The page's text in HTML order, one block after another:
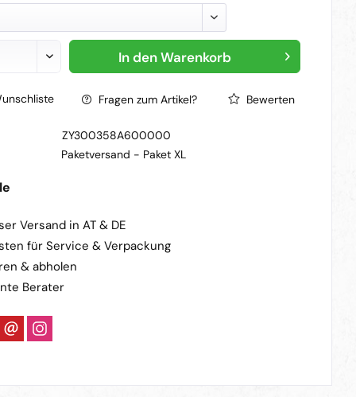
In denWarenkorb
Fragen zum Artikel? Bewerten
ZY300358A600000
Paketversand - Paket XL
Versand in AT & DE
für Service & Verpackung
& abholen
Berater